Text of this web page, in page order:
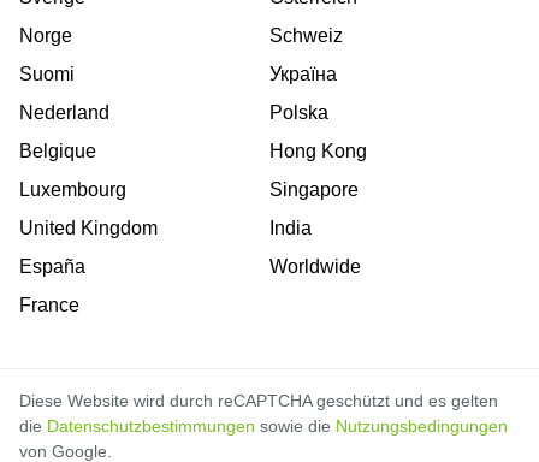
Norge
Suomi
Nederland
Belgique
Luxembourg
United Kingdom
España
France
Schweiz
Україна
Polska
Hong Kong
Singapore
India
Worldwide
Diese Website wird durch reCAPTCHA geschützt und es gelten
die Datenschutzbestimmungen sowie die Nutzungsbedingungen
von Google.